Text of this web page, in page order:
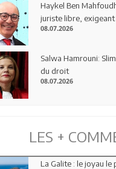
Haykel Ben
juriste libre, exigeant
08.07.2026
Salwa Hamrouni:
du droit
08.07.2026
LES +
La Galite : le joyau